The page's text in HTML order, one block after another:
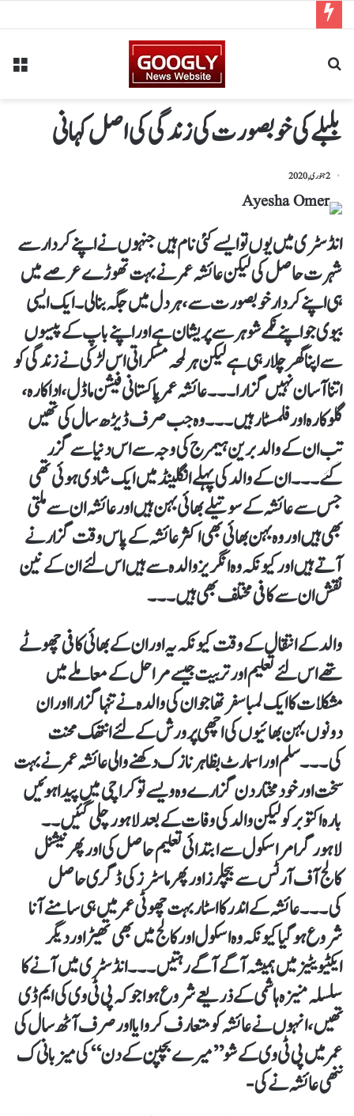
بلبلے کی خوبصورت کی زندگی کی اصل کہانی
2 جنوری, 2020
انڈسٹری میں یوں تو ایسے کئی نام ہیں جنہوں نے اپنے کردار سے
شہرت حاصل کی لیکن عائشہ عمر نے بہت تھوڑے عرصے میں
ہی اپنے کردار خوبصورت سے ، ہر دل میں جگہ بنا لی۔ایک ایسی
بیوی جو اپنے نکمے شوہر سے پریشان ہے اور اپنے باپ کے پیسوں
سے اپنا گھر چلا رہی ہےلیکن ہر لمحہ مسکراتی اس لڑکی نے زندگی کو
اتنا آسان نہیں گزارا۔۔۔ عائشہ عمر پاکستانی فیشن ماڈل، اداکارہ،
گلوکارہ اور فلمسٹار ہیں۔۔۔وہ جب صرف ڈیڑھ سال کی تھیں
تب ان کے والد برین ہیمرج کی وجہ سے اس دنیا سے گزر
گئے۔۔۔ان کے والد کی پہلے انگلینڈ میں ایک شادی ہوئی تھی
جس سے عائشہ کے سوتیلے بھائی بہن ہیں اور عائشہ ان سے ملتی
بھی ہیں اور وہ بہن بھائی بھی اکثر عائشہ کے پاس وقت گزارنے
آتے ہیں اور کیونکہ وہ انگریز والدہ سے ہیں اس لئے ان کے نین
نقش ان سے کافی مختلف بھی ہیں۔۔۔
والد کے انتقال کے وقت کیونکہ یہ اور ان کے بھائی کافی چھوٹے
تھے اس لئے تعلیم اور تربیت جیسے مراحل کے معاملے میں
مشکلات کا ایک لمبا سفر تھا جو ان کی والدہ نے تنہا گزارا اور ان
دونوں بہن بھائیوں کی اچھی پرورش کے لئے انتھک محنت
کی۔۔۔ سلم اور اسمارٹ بظاہر نازک دکھنے والی عائشہ عمر نے بہت
سخت اور خود مختار دن گزارے وہ ویسے تو کراچی میں پیدا ہوئیں
بارہ اکتوبر کو لیکن والد کی وفات کے بعد لاہور چلی گئیں۔۔
لاہور گرامر اسکول سے ابتدائی تعلیم حاصل کی اور پھر نیشنل
کالج آف آرٹس سے بیچلرز اور پھر ماسٹرز کی ڈگری حاصل
کی۔۔۔ عائشہ کے اندر کا اسٹار بہت چھوٹی عمر میں ہی سامنے آنا
شروع ہوگیا کیونکہ وہ اسکول اور کالج میں بھی تھیٹر اور دیگر
ایکٹیویٹیز میں ہمیشہ آگے آگے رہتیں۔۔۔انڈسٹری میں آنے کا
سلسلہ منیزہ ہاشمی کے ذریعے شروع ہوا جو کہ پی ٹی وی کی ایم ڈی
تھیں ، انہوں نے عائشہ کو متعارف کروایا اور صرف آٹھ سال کی
عمر میں پی ٹی وی کے شو ’’میرے بچپن کے دن ‘‘کی میزبانی ک
ننھی عائشہ نے کی-